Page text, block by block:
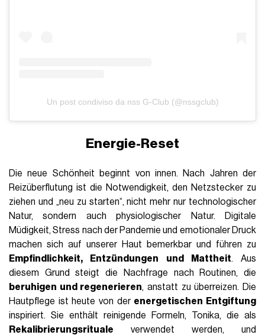
Un post condiviso da nss G-Club (@nssgclub)
Energie-Reset
Die neue Schönheit beginnt von innen. Nach Jahren der
Reizüberflutung ist die Notwendigkeit, den Netzstecker zu
ziehen und „neu zu starten“, nicht mehr nur technologischer
Natur, sondern auch physiologischer Natur. Digitale
Müdigkeit, Stress nach der Pandemie und emotionaler Druck
machen sich auf unserer Haut bemerkbar und führen zu
Empfindlichkeit, Entzündungen und Mattheit. Aus
diesem Grund steigt die Nachfrage nach Routinen, die
beruhigen und regenerieren, anstatt zu überreizen. Die
Hautpflege ist heute von der energetischen Entgiftung
inspiriert. Sie enthält reinigende Formeln, Tonika, die als
Rekalibrierungsrituale verwendet werden, und